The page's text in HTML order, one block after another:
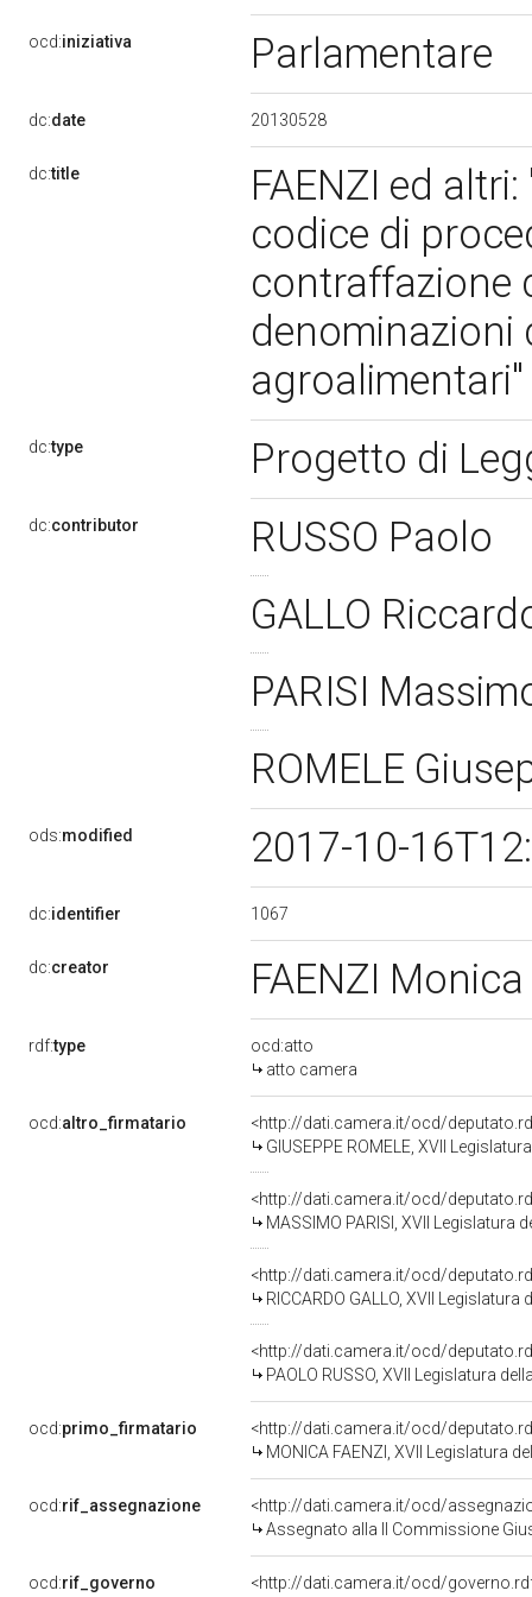
ocd:iniziativa Parlamentare
dc:date 20130528
dc:title
FAENZI ed
codice di
contraffazione
denominazioni
dc:type Progetto di
dc:contributor
RUSSO Paolo
GALLO
PARISI
ROMELE
ods:modified 2017-10-
dc:identifier 1067
dc:creator FAENZI Monica
rdf:type
ocd:atto
atto camera
ocd:altro_firmatario
<http://dati.camera.it/ocd/
GIUSEPPE ROMELE, XVII
<http://dati.camera.it/ocd/
MASSIMO PARISI, XVII Legislatura
<http://dati.camera.it/ocd/
RICCARDO GALLO, XVII Legislatura
<http://dati.camera.it/ocd/
PAOLO RUSSO, XVII Legislatura
ocd:primo_firmatario
<http://dati.camera.it/ocd/
MONICA FAENZI, XVII Legislatura
ocd:rif_assegnazione
<http://dati.camera.it/ocd/
Assegnato alla II Commissione
ocd:rif_governo
<http://dati.camera.it/ocd/